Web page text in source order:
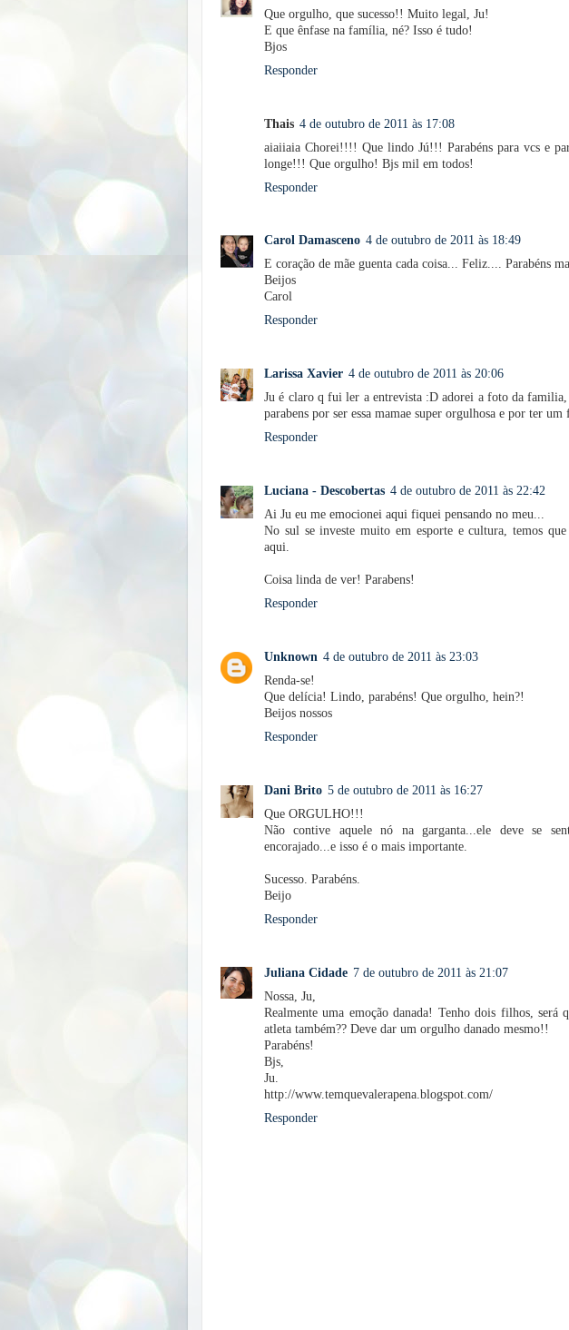
Que orgulho, que sucesso!! Muito legal, Ju!
E que ênfase na família, né? Isso é tudo!
Bjos
Responder
Thais 4 de outubro de 2011 às 17:08
aiaiiaia Chorei!!!! Que lindo Jú!!! Parabéns para vcs e
longe!!! Que orgulho! Bjs mil em todos!
Responder
Carol Damasceno 4 de outubro de 2011 às 18:49
E coração de mãe guenta cada coisa... Feliz.... Parabéns
Beijos
Carol
Responder
Larissa Xavier 4 de outubro de 2011 às 20:06
Ju é claro q fui ler a entrevista :D adorei a foto da familia,
parabens por ser essa mamae super orgulhosa e por ter
Responder
Luciana - Descobertas 4 de outubro de 2011 às 22:42
Ai Ju eu me emocionei aqui fiquei pensando no meu...
No sul se investe muito em esporte e cultura, temos
aqui.
Coisa linda de ver! Parabens!
Responder
Unknown 4 de outubro de 2011 às 23:03
Renda-se!
Que delícia! Lindo, parabéns! Que orgulho, hein?!
Beijos nossos
Responder
Dani Brito 5 de outubro de 2011 às 16:27
Que ORGULHO!!!
Não contive aquele nó na garganta...ele deve se
encorajado...e isso é o mais importante.
Sucesso. Parabéns.
Beijo
Responder
Juliana Cidade 7 de outubro de 2011 às 21:07
Nossa, Ju,
Realmente uma emoção danada! Tenho dois filhos, será
atleta também?? Deve dar um orgulho danado mesmo!!
Parabéns!
Bjs,
Ju.
http://www.temquevalerapena.blogspot.com/
Responder